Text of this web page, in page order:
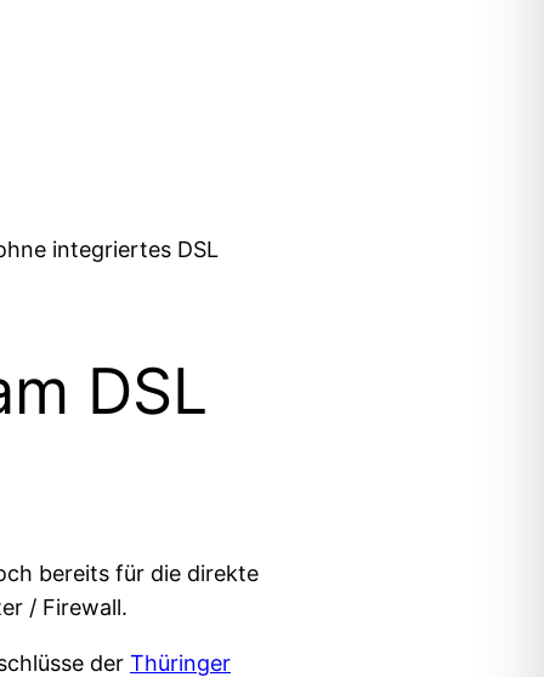
integriertes DSL
DSL
bereits für die direkte
/ Firewall.
der Thüringer